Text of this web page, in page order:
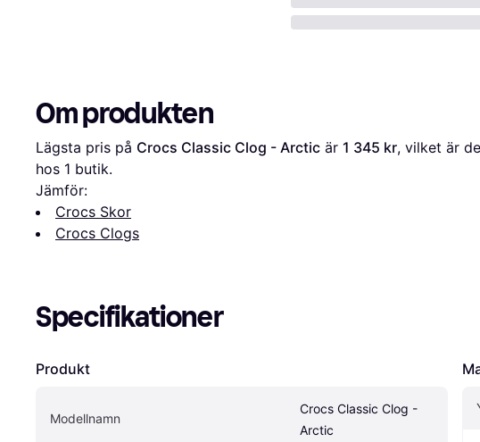
Om produkten
Lägsta pris på Crocs Classic Clog - Arctic är 1 345 kr, vilket är
hos 1 butik.
Jämför:
Crocs Skor
Crocs Clogs
Specifikationer
Produkt
Modellnamn
Crocs Classic Clog -
Arctic